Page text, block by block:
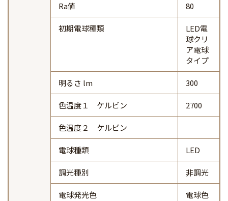
Ra値 80
初期電球種類
LED電
球クリ
ア電球
タイプ
明るさ lm 300
色温度１ ケルビン 2700
色温度２ ケルビン
電球種類 LED
調光種別 非調光
電球発光色 電球色